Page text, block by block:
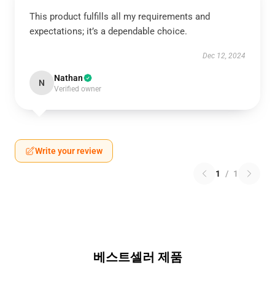
This product fulfills all my requirements and
expectations; it’s a dependable choice.
Dec 12, 2024
N Nathan
Verified owner
Write your review
1 / 1
베스트셀러 제품